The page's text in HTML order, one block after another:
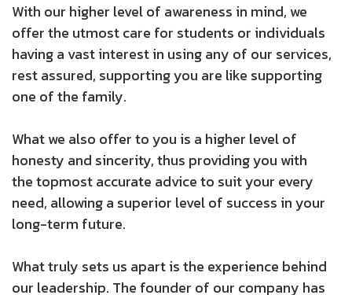
With our higher level of awareness in mind, we
offer the utmost care for students or individuals
having a vast interest in using any of our services,
rest assured, supporting you are like supporting
one of the family.
What we also offer to you is a higher level of
honesty and sincerity, thus providing you with
the topmost accurate advice to suit your every
need, allowing a superior level of success in your
long-term future.
What truly sets us apart is the experience behind
our leadership. The founder of our company has